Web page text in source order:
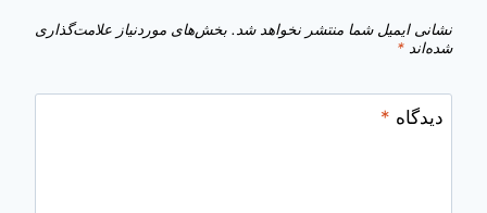
نشانی ایمیل شما منتشر نخواهد شد. بخش‌های موردنیاز علامت‌گذاری
شده‌اند *
دیدگاه *